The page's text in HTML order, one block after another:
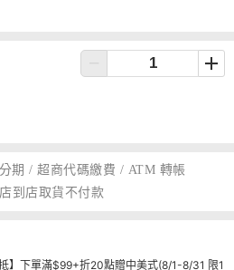
期 / 超商代碼繳費 / ATM 轉帳
到店取貨不付款
抵】下單滿$99+折20點贈中美式(8/1-8/31 限1